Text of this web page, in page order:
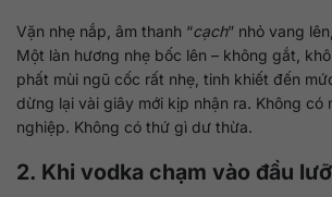
Vặn nhẹ nắp, âm thanh “cạch” nhỏ vang
Một làn hương nhẹ bốc lên – không gắt,
phất mùi ngũ cốc rất nhẹ, tinh khiết đến
dừng lại vài giây mới kịp nhận ra. Không có
nghiệp. Không có thứ gì dư thừa.
2. Khi vodka chạm vào đầu